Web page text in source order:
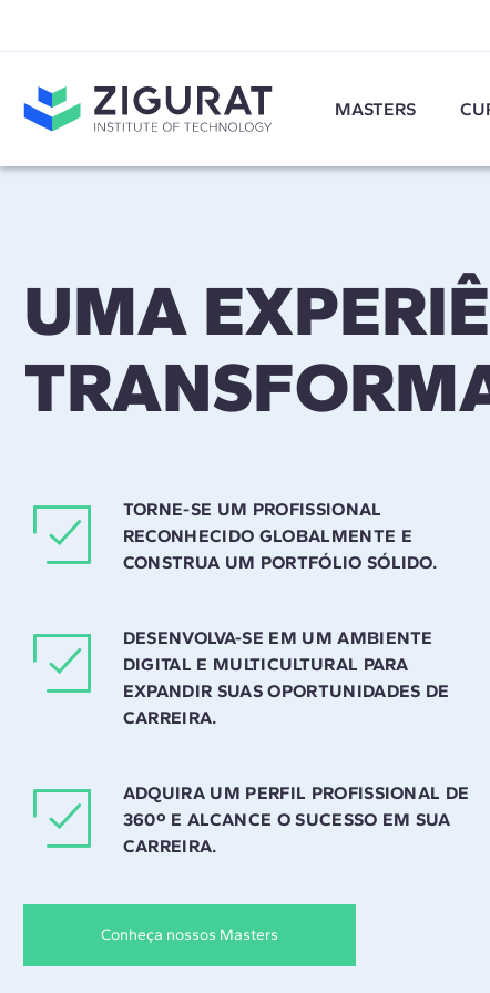
MASTERS
UMA
TORNE-SE UM PROFISSIONAL
RECONHECIDO GLOBALMENTE E
CONSTRUA UM PORTFÓLIO SÓLIDO.
DESENVOLVA-SE EM UM AMBIENTE
DIGITAL E MULTICULTURAL PARA
EXPANDIR SUAS OPORTUNIDADES DE
CARREIRA.
ADQUIRA UM PERFIL PROFISSIONAL DE
360º E ALCANCE O SUCESSO EM SUA
CARREIRA.
Conheça nossos Masters